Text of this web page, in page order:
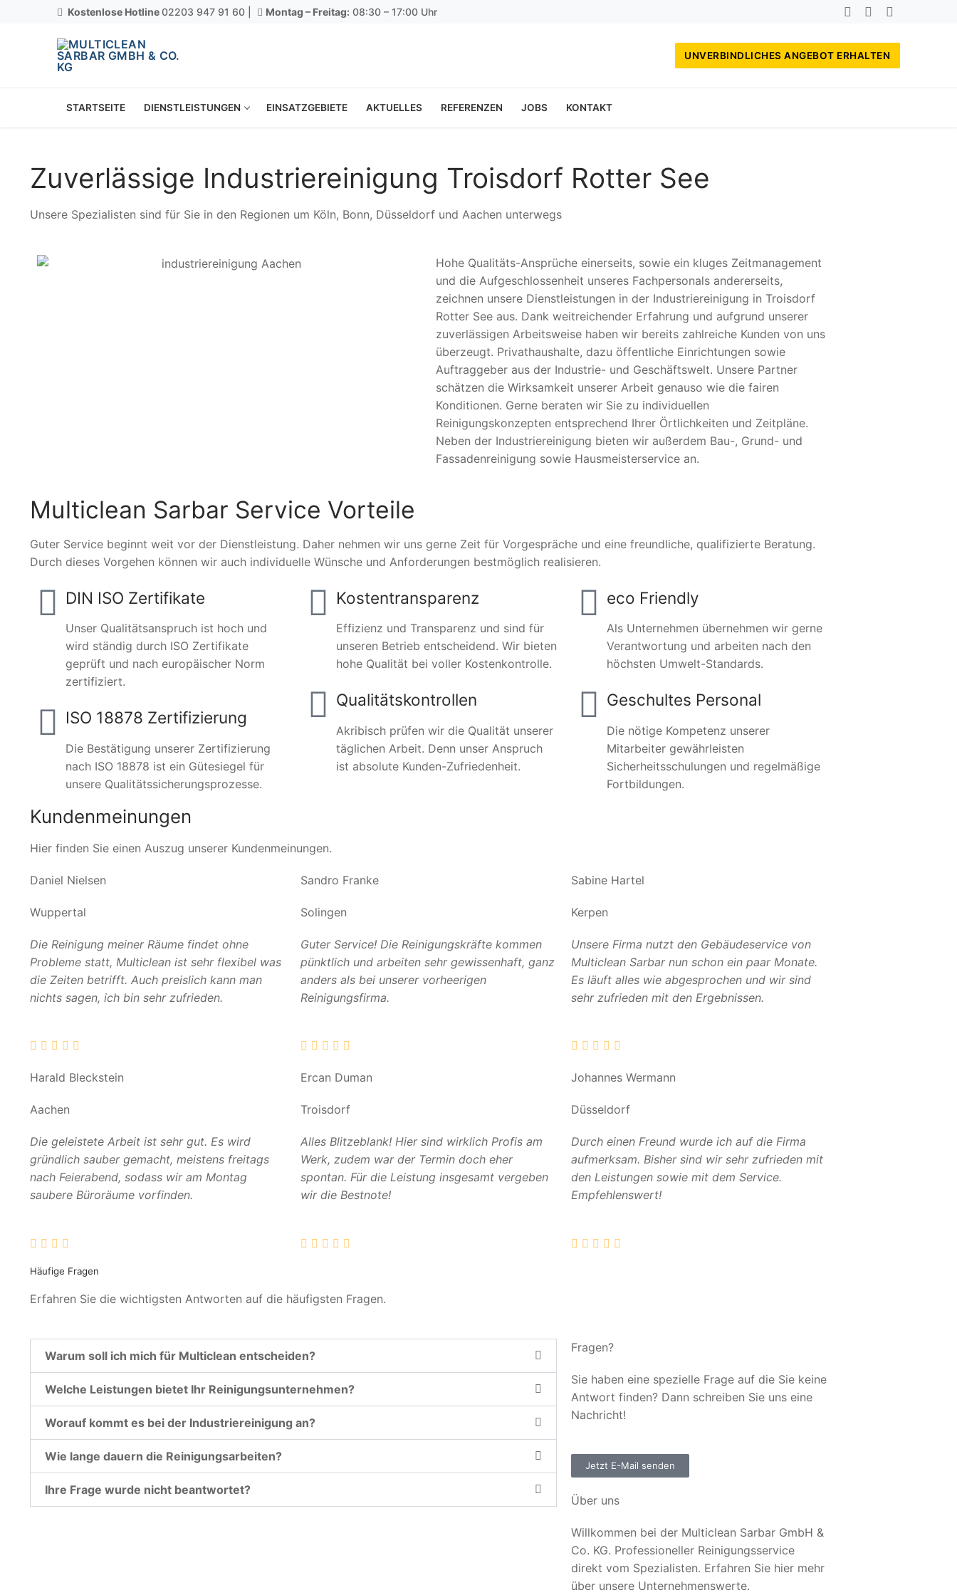
Kostenlose Hotline02203 947 91 60 | Montag – Freitag: 08:30 – 17:00 Uhr
UNVERBINDLICHES ANGEBOT ERHALTEN
STARTSEITE DIENSTLEISTUNGEN EINSATZGEBIETE AKTUELLES REFERENZEN JOBS KONTAKT
Zuverlässige Industriereinigung Troisdorf Rotter See
Unsere Spezialisten sind für Sie in den Regionen um Köln, Bonn, Düsseldorf und Aachen unterwegs
Hohe Qualitäts-Ansprüche einerseits, sowie ein kluges Zeitmanagement
und die Aufgeschlossenheit unseres Fachpersonals andererseits,
zeichnen unsere Dienstleistungen in der Industriereinigung in Troisdorf
Rotter See aus. Dank weitreichender Erfahrung und aufgrund unserer
zuverlässigen Arbeitsweise haben wir bereits zahlreiche Kunden von uns
überzeugt. Privathaushalte, dazu öffentliche Einrichtungen sowie
Auftraggeber aus der Industrie- und Geschäftswelt. Unsere Partner
schätzen die Wirksamkeit unserer Arbeit genauso wie die fairen
Konditionen. Gerne beraten wir Sie zu individuellen
Reinigungskonzepten entsprechend Ihrer Örtlichkeiten und Zeitpläne.
Neben der Industriereinigung bieten wir außerdem Bau-, Grund- und
Fassadenreinigung sowie Hausmeisterservice an.
Multiclean Sarbar Service Vorteile
Guter Service beginnt weit vor der Dienstleistung. Daher nehmen wir uns gerne Zeit für Vorgespräche und eine freundliche, qualifizierte Beratung.
Durch dieses Vorgehen können wir auch individuelle Wünsche und Anforderungen bestmöglich realisieren.
DIN ISO Zertifikate
Unser Qualitätsanspruch ist hoch und
wird ständig durch ISO Zertifikate
geprüft und nach europäischer Norm
zertifiziert.
ISO 18878 Zertifizierung
Die Bestätigung unserer Zertifizierung
nach ISO 18878 ist ein Gütesiegel für
unsere Qualitätssicherungsprozesse.
Kostentransparenz
Effizienz und Transparenz und sind für
unseren Betrieb entscheidend. Wir bieten
hohe Qualität bei voller Kostenkontrolle.
Qualitätskontrollen
Akribisch prüfen wir die Qualität unserer
täglichen Arbeit. Denn unser Anspruch
ist absolute Kunden-Zufriedenheit.
eco Friendly
Als Unternehmen übernehmen wir gerne
Verantwortung und arbeiten nach den
höchsten Umwelt-Standards.
Geschultes Personal
Die nötige Kompetenz unserer
Mitarbeiter gewährleisten
Sicherheitsschulungen und regelmäßige
Fortbildungen.
Kundenmeinungen
Hier finden Sie einen Auszug unserer Kundenmeinungen.
Daniel Nielsen
Wuppertal
Die Reinigung meiner Räume findet ohne
Probleme statt, Multiclean ist sehr flexibel was
die Zeiten betrifft. Auch preislich kann man
nichts sagen, ich bin sehr zufrieden.
Sandro Franke
Solingen
Guter Service! Die Reinigungskräfte kommen
pünktlich und arbeiten sehr gewissenhaft, ganz
anders als bei unserer vorheerigen
Reinigungsfirma.
Sabine Hartel
Kerpen
Unsere Firma nutzt den Gebäudeservice von
Multiclean Sarbar nun schon ein paar Monate.
Es läuft alles wie abgesprochen und wir sind
sehr zufrieden mit den Ergebnissen.
Harald Bleckstein
Aachen
Die geleistete Arbeit ist sehr gut. Es wird
gründlich sauber gemacht, meistens freitags
nach Feierabend, sodass wir am Montag
saubere Büroräume vorfinden.
Ercan Duman
Troisdorf
Alles Blitzeblank! Hier sind wirklich Profis am
Werk, zudem war der Termin doch eher
spontan. Für die Leistung insgesamt vergeben
wir die Bestnote!
Johannes Wermann
Düsseldorf
Durch einen Freund wurde ich auf die Firma
aufmerksam. Bisher sind wir sehr zufrieden mit
den Leistungen sowie mit dem Service.
Empfehlenswert!
Häufige Fragen
Erfahren Sie die wichtigsten Antworten auf die häufigsten Fragen.
Warum soll ich mich für Multiclean entscheiden?
Welche Leistungen bietet Ihr Reinigungsunternehmen?
Worauf kommt es bei der Industriereinigung an?
Wie lange dauern die Reinigungsarbeiten?
Ihre Frage wurde nicht beantwortet?
Fragen?
Sie haben eine spezielle Frage auf die Sie keine
Antwort finden? Dann schreiben Sie uns eine
Nachricht!
Jetzt E-Mail senden
Über uns
Willkommen bei der Multiclean Sarbar GmbH &
Co. KG. Professioneller Reinigungsservice
direkt vom Spezialisten. Erfahren Sie hier mehr
über unsere Unternehmenswerte.